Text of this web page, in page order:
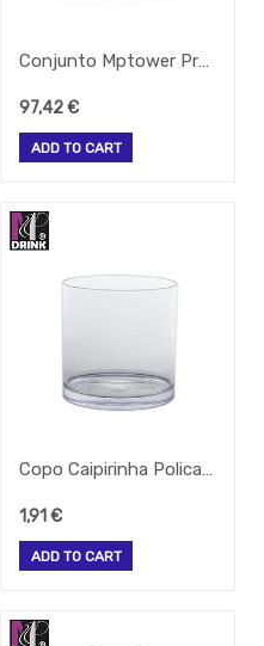
Conjunto Mptower Preto 2.5/3.25Lt C/6 Copos Plutao
97,42€
ADD TO CART
Copo Caipirinha Policarbonato 30Cl Alt.-80 Larg.-80Mm
1,91 €
ADD TO CART